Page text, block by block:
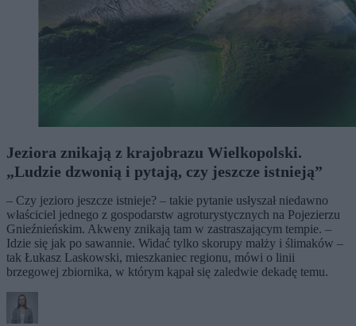
Jeziora znikają z krajobrazu Wielkopolski.
„Ludzie dzwonią i pytają, czy jeszcze istnieją”
– Czy jezioro jeszcze istnieje? – takie pytanie usłyszał niedawno
właściciel jednego z gospodarstw agroturystycznych na Pojezierzu
Gnieźnieńskim. Akweny znikają tam w zastraszającym tempie. –
Idzie się jak po sawannie. Widać tylko skorupy małży i ślimaków –
tak Łukasz Laskowski, mieszkaniec regionu, mówi o linii
brzegowej zbiornika, w którym kąpał się zaledwie dekadę temu.